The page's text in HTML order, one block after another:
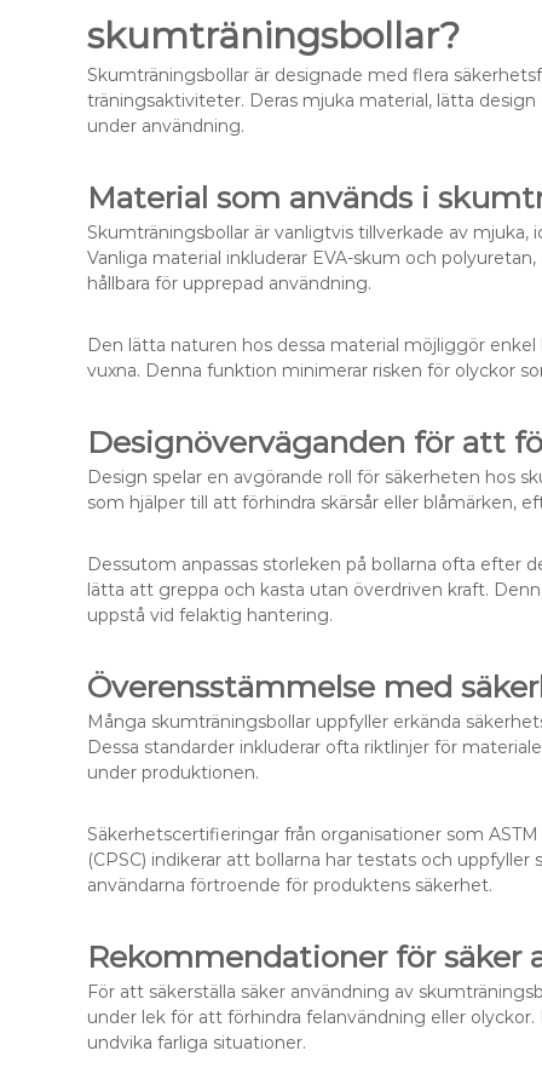
skumträningsbollar?
Skumträningsbollar är designade med flera
träningsaktiviteter. Deras mjuka material, lätta
under användning.
Material som används i
Skumträningsbollar är vanligtvis tillverkade av
Vanliga material inkluderar EVA-skum och
hållbara för upprepad användning.
Den lätta naturen hos dessa material möjliggör
vuxna. Denna funktion minimerar risken för olyckor
Designöverväganden för att
Design spelar en avgörande roll för säkerheten hos
som hjälper till att förhindra skärsår eller blåmärken,
Dessutom anpassas storleken på bollarna ofta efter
lätta att greppa och kasta utan överdriven kraft.
uppstå vid felaktig hantering.
Överensstämmelse med
Många skumträningsbollar uppfyller erkända
Dessa standarder inkluderar ofta riktlinjer för
under produktionen.
Säkerhetscertifieringar från organisationer som
(CPSC) indikerar att bollarna har testats och
användarna förtroende för produktens säkerhet.
Rekommendationer för säker
För att säkerställa säker användning av
under lek för att förhindra felanvändning eller
undvika farliga situationer.